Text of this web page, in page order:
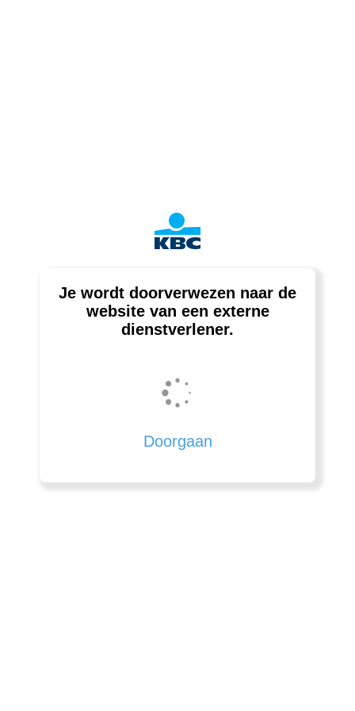
Je wordt doorverwezen naar de
website van een externe
dienstverlener.
Doorgaan